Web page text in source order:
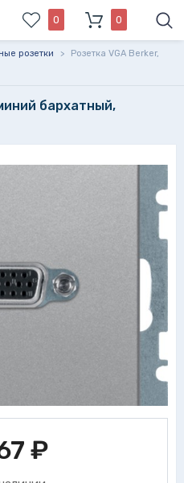
0 0
розетки >
Розетка VGA Berker,
бархатный,
₽